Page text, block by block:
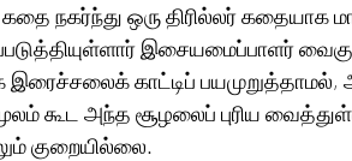
நகர்ந்து ஒரு திரில்லர்
இசையமைப்பாளர்
இரைச்சலைக் காட்டிப்
கூட அந்த சூழலைப் புரிய
குறையில்லை.